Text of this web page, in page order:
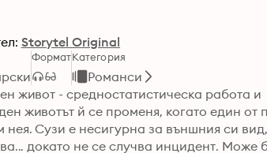
Storytel Original
ФорматКатегория
Романси
живот - средностатистическа работа и
животът й се променя, когато един от
Сузи е несигурна за външния си
докато не се случва инцидент.